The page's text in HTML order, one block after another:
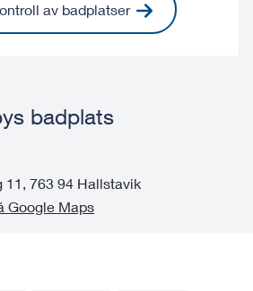
av badplatser
badplats
11, 763 94 Hallstavik
Google Maps